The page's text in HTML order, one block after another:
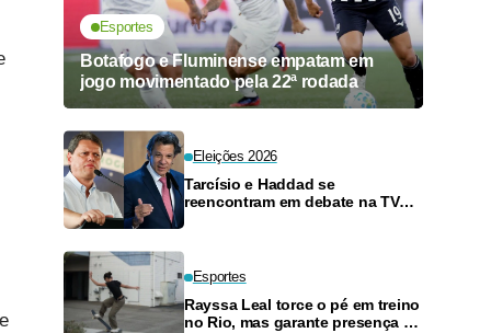
Esportes
Botafogo e Fluminense empatam em
jogo movimentado pela 22ª rodada
Eleições 2026
Tarcísio e Haddad se
reencontram em debate na TV
Esportes
Rayssa Leal torce o pé em treino
no Rio, mas garante presença no